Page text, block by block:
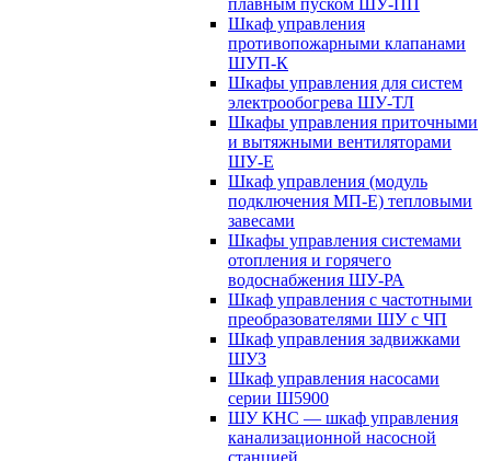
плавным пуском ШУ-ПП
Шкаф управления
противопожарными клапанами
ШУП-К
Шкафы управления для систем
электрообогрева ШУ-ТЛ
Шкафы управления приточными
и вытяжными вентиляторами
ШУ-Е
Шкаф управления (модуль
подключения МП-Е) тепловыми
завесами
Шкафы управления системами
отопления и горячего
водоснабжения ШУ-РА
Шкаф управления с частотными
преобразователями ШУ с ЧП
Шкаф управления задвижками
ШУЗ
Шкаф управления насосами
серии Ш5900
ШУ КНС — шкаф управления
канализационной насосной
станцией